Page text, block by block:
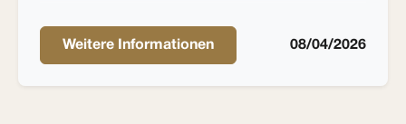
Weitere Informationen 08/04/2026